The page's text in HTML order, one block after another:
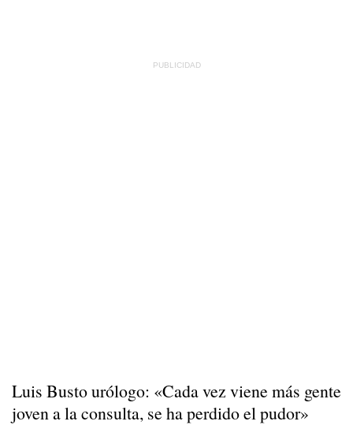
Luis Busto urólogo: «Cada vez viene más gente
joven a la consulta, se ha perdido el pudor»